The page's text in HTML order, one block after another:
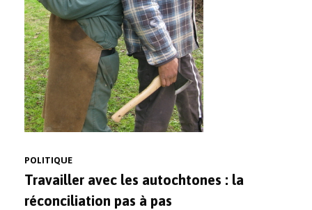
POLITIQUE
Travailler avec les autochtones : la
réconciliation pas à pas